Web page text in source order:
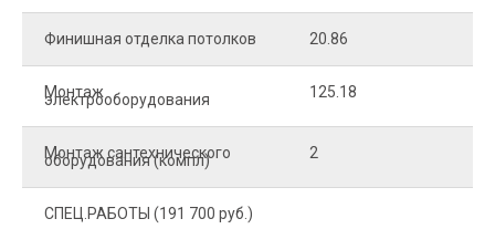
Финишная отделка потолков 20.86
Монтаж
электрооборудования 125.18
Монтаж сантехнического
оборудования (компл) 2
СПЕЦ.РАБОТЫ (191 700 руб.)